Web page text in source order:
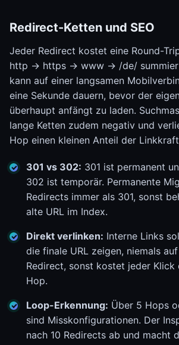
Redirect-Ketten und SEO
Jeder Redirect kostet eine Round-
http -> https -> www -> /de/
kann auf einer langsamen
eine Sekunde dauern, bevor der
überhaupt anfängt zu laden.
lange Ketten zudem negativ und
Hop einen kleinen Anteil der
301 vs 302: 301 ist permanent
302 ist temporär. Permanente
Redirects immer als 301, sonst
alte URL im Index.
Direkt verlinken: Interne Links
die finale URL zeigen, niemals
Redirect, sonst kostet jeder Klick
Hop.
Loop-Erkennung: Über 5 Hops
sind Misskonfigurationen. Der
nach 10 Redirects ab und macht